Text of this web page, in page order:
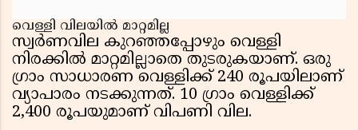
വെള്ളി വിലയിൽ മാറ്റമില്ല
സ്വർണവില കുറഞ്ഞപ്പോഴും വെള്ളി
നിരക്കിൽ മാറ്റമില്ലാതെ തുടരുകയാണ്. ഒരു
ഗ്രാം സാധാരണ വെള്ളിക്ക് 240 രൂപയിലാണ്
വ്യാപാരം നടക്കുന്നത്. 10 ഗ്രാം വെള്ളിക്ക്
2,400 രൂപയുമാണ് വിപണി വില.